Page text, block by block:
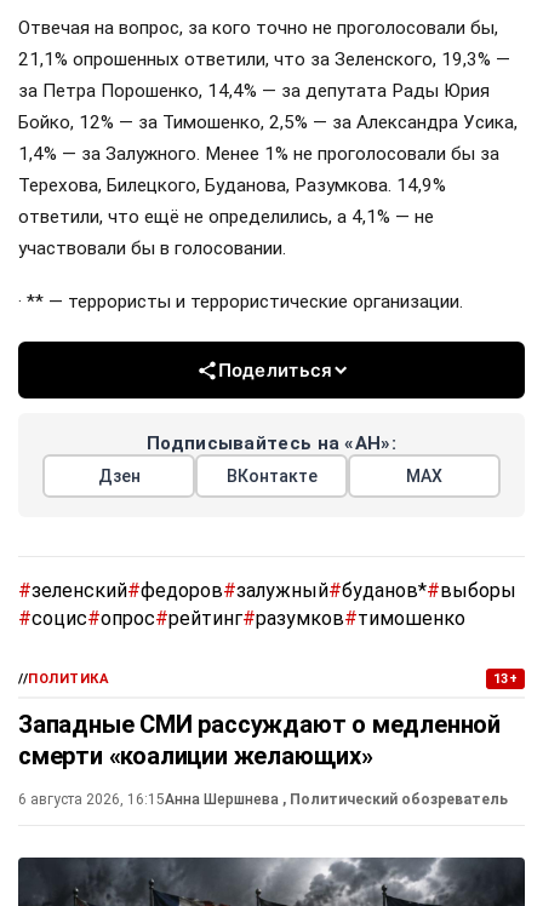
Отвечая на вопрос, за кого точно не проголосовали бы,
21,1% опрошенных ответили, что за Зеленского, 19,3% —
за Петра Порошенко, 14,4% — за депутата Рады Юрия
Бойко, 12% — за Тимошенко, 2,5% — за Александра Усика,
1,4% — за Залужного. Менее 1% не проголосовали бы за
Терехова, Билецкого, Буданова, Разумкова. 14,9%
ответили, что ещё не определились, а 4,1% — не
участвовали бы в голосовании.
· ** — террористы и террористические организации.
Поделиться
Подписывайтесь на «АН»:
Дзен ВКонтакте МАХ
#зеленский#федоров#залужный#буданов*#выборы
#социс#опрос#рейтинг#разумков#тимошенко
//ПОЛИТИКА 13+
Западные СМИ рассуждают о медленной
смерти «коалиции желающих»
6 августа 2026, 16:15Анна Шершнева , Политический обозреватель